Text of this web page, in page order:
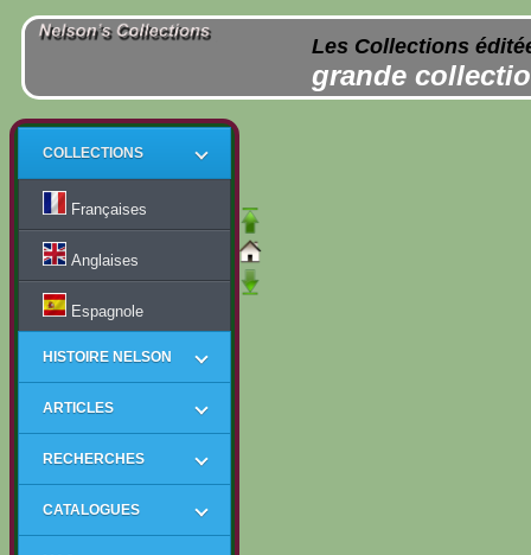
Les Collections
grande
COLLECTIONS
Françaises
Anglaises
Espagnole
HISTOIRE NELSON
ARTICLES
RECHERCHES
CATALOGUES